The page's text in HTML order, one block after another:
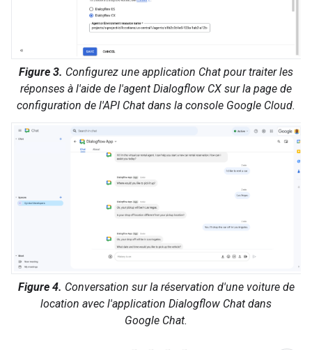
Figure 3. Configurez une application Chat pour traiter les
réponses à l'aide de l'agent Dialogflow CX sur la page de
configuration de l'API Chat dans la console Google Cloud.
Figure 4. Conversation sur la réservation d'une voiture de
location avec l'application Dialogflow Chat dans
Google Chat.